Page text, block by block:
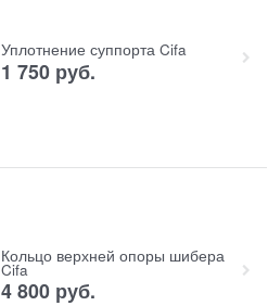
Уплотнение суппорта Cifa
1 750 руб.
Кольцо верхней опоры шибера
Cifa
4 800 руб.